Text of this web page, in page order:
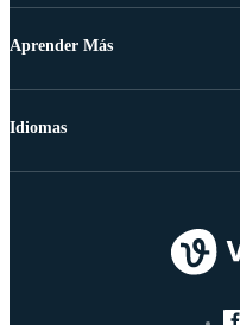
Aprender Más
Idiomas